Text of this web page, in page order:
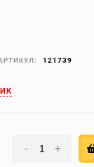
121739
- +